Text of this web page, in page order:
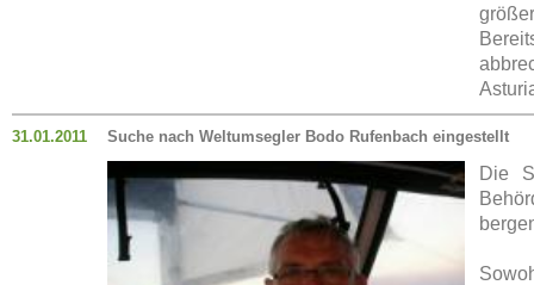
31.01.2011 Suche nach Weltumsegler Bodo Rufenbach eingestellt
Die